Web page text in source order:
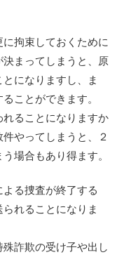
拘束しておくために
まってしまうと、原
になりますし、ま
ことができます。
ることになりますか
やってしまうと、２
場合もあり得ます。
る捜査が終了する
れることになりま
詐欺の受け子や出し